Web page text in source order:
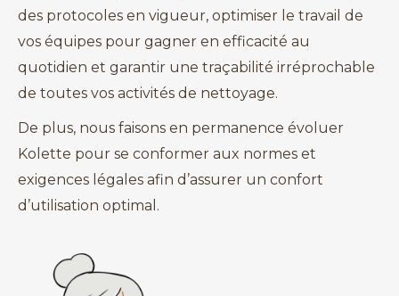
des protocoles en vigueur, optimiser le travail de
vos équipes pour gagner en efficacité au
quotidien et garantir une traçabilité irréprochable
de toutes vos activités de nettoyage.
De plus, nous faisons en permanence évoluer
Kolette pour se conformer aux normes et
exigences légales afin d’assurer un confort
d’utilisation optimal.